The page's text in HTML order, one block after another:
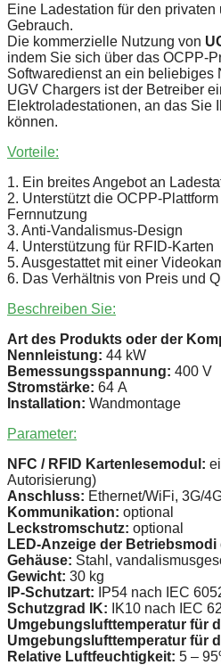
Eine Ladestation für den
Gebrauch.
Die kommerzielle Nutzung von
indem Sie sich über das OCPP-
Softwaredienst an ein beliebiges
UGV Chargers ist der Betreiber
Elektroladestationen, an das Sie
können.
Vorteile:
1. Ein breites Angebot an
2. Unterstützt die OCPP-
Fernnutzung
3. Anti-Vandalismus-Design
4. Unterstützung für RFID-Karten
5. Ausgestattet mit einer
6. Das Verhältnis von Preis und
Beschreiben Sie:
Art des Produkts oder der
Nennleistung: 44 kW
Bemessungsspannung: 400 V
Stromstärke: 64 А
Installation: Wandmontage
Parameter:
NFC / RFID Kartenlesemodul:
Autorisierung)
Anschluss: Ethernet/WiFi, 3G/
Kommunikation: optional
Leckstromschutz: optional
LED-Anzeige der Betriebsmodi
Gehäuse: Stahl,
Gewicht: 30 kg
IP-Schutzart: IP54 nach IEC
Schutzgrad IK: IK10 nach IEC
Umgebungslufttemperatur für
Umgebungslufttemperatur für
Relative Luftfeuchtigkeit: 5 –